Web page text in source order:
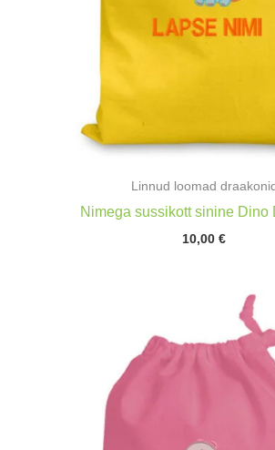
Linnud loomad draakonid
Nimega sussikott sinine Dino
10,00 €